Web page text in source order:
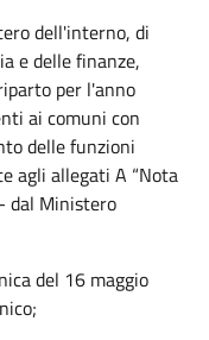
dell'interno, di
e delle finanze,
per l'anno
ai comuni con
delle funzioni
agli allegati A “Nota
dal Ministero
del 16 maggio